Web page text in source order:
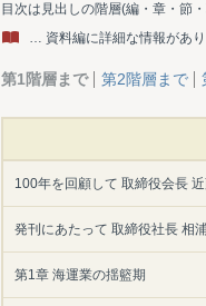
目次は見出しの階層(編・章・節
… 資料編に詳細な情報があり
第1階層まで 第2階層まで
100年を回顧して 取締役会長
発刊にあたって 取締役社長 相
第1章 海運業の揺籃期